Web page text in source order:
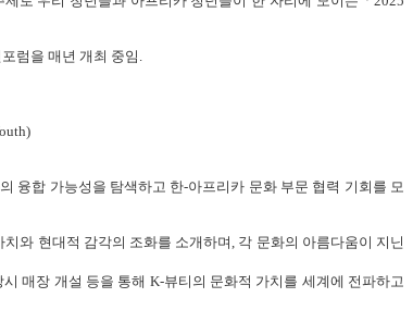
럼을 매년 개최 중임.
융합 가능성을 탐색하고 한-아프리카 문화 부문 협력 기회를 모
와 현대적 감각의 조화를 소개하며, 각 문화의 아름다움이 지닌
매장 개설 등을 통해 K-뷰티의 문화적 가치를 세계에 전파하고